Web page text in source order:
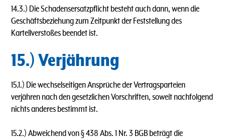
14.3.) Die Schadensersatzpflicht besteht auch dann, wenn die
Geschäftsbeziehung zum Zeitpunkt der Feststellung des
Kartellverstoßes beendet ist.
15.) Verjährung
15.1.) Die wechselseitigen Ansprüche der Vertragsparteien
verjähren nach den gesetzlichen Vorschriften, soweit nachfolgend
nichts anderes bestimmt ist.
15.2.) Abweichend von § 438 Abs. 1 Nr. 3 BGB beträgt die